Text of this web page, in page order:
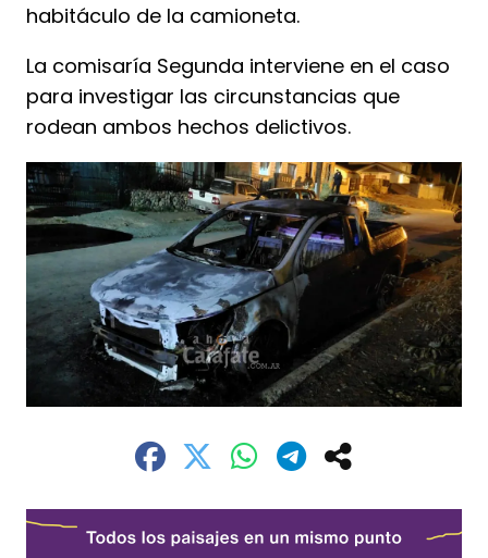
habitáculo de la camioneta.
La comisaría Segunda interviene en el caso
para investigar las circunstancias que
rodean ambos hechos delictivos.